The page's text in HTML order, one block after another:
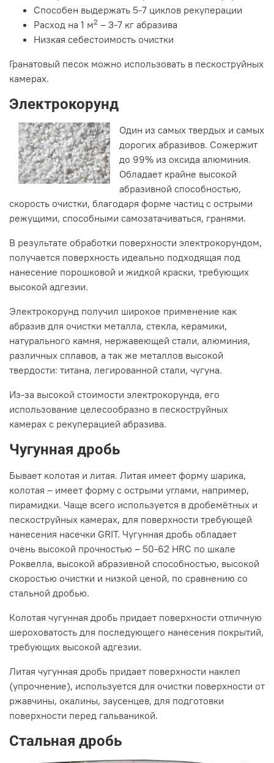
Способен выдержать 5-7 циклов рекуперации
Расход на 1 м2 – 3-7 кг абразива
Низкая себестоимость очистки
Гранатовый песок можно использовать в пескоструйных
камерах.
Электрокорунд
Один из самых твердых и самых
дорогих абразивов. Сожержит
до 99% из оксида алюминия.
Обладает крайне высокой
абразивной способностью,
скорость очистки, благодаря форме частиц с острыми
режущими, способными самозатачиваться, гранями.
В результате обработки поверхности электрокорундом,
получается поверхность идеально подходящая под
нанесение порошковой и жидкой краски, требующих
высокой адгезии.
Электрокорунд получил широкое применение как
абразив для очистки металла, стекла, керамики,
натурального камня, нержавеющей стали, алюминия,
различных сплавов, а так же металлов высокой
твердости: титана, легированной стали, чугуна.
Из-за высокой стоимости электрокорунда, его
использование целесообразно в пескоструйных
камерах с рекуперацией абразива.
Чугунная дробь
Бывает колотая и литая. Литая имеет форму шарика,
колотая – имеет форму с острыми углами, например,
пирамидки. Чаще всего используется в дробемётных и
пескоструйных камерах, для поверхности требующей
нанесения насечки GRIT. Чугунная дробь обладает
очень высокой прочностью – 50-62 HRC по шкале
Роквелла, высокой абразивной способностью, высокой
скоростью очистки и низкой ценой, по сравнению со
стальной дробью.
Колотая чугунная дробь придает поверхности отличную
шероховатость для последующего нанесения покрытий,
требующих высокой адгезии.
Литая чугунная дробь придает поверхности наклеп
(упрочнение), используется для очистки поверхности от
ржавчины, окалины, заусенцев, для подготовки
поверхности перед гальваникой.
Стальная дробь